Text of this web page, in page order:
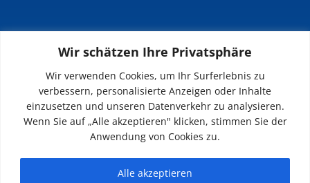
Wir schätzen Ihre Privatsphäre
Wir verwenden Cookies, um Ihr Surferlebnis zu
verbessern, personalisierte Anzeigen oder Inhalte
einzusetzen und unseren Datenverkehr zu analysieren.
Wenn Sie auf „Alle akzeptieren" klicken, stimmen Sie der
Anwendung von Cookies zu.
Alle akzeptieren
INFOS
Impressum
Datenschutz
Kontakt